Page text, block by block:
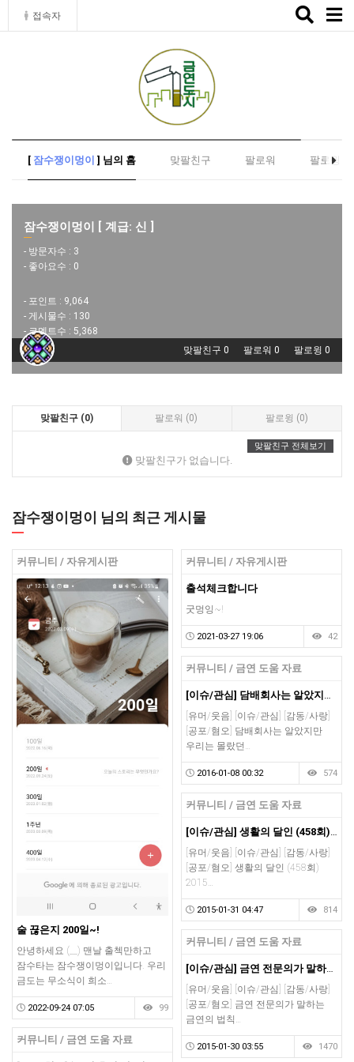
접속자
Toggle
[ 잠수쟁이멍이 ] 님의 홈 맞팔친구 팔로워 팔로윙
잠수쟁이멍이 [ 계급: 신 ]
- 방문자수 : 3
- 좋아요수 : 0
- 포인트 : 9,064
- 게시물수 : 130
- 코멘트수 : 5,368
맞팔친구 0
팔로워 0 팔로윙 0
맞팔친구 (0) 팔로워 (0) 팔로윙 (0)
맞팔친구 전체보기
맞팔친구가 없습니다.
잠수쟁이멍이 님의 최근 게시물
커뮤니티 / 자유게시판
술 끊은지 200일~!
안녕하세요 (__) 맨날 출첵만하고
잠수타는 잠수쟁이멍이입니다. 우리
금도는 무소식이 희소…
2022-09-24 07:05 99
커뮤니티 / 자유게시판
출석체크합니다
굿멍잉~!
2021-03-27 19:06 42
커뮤니티 / 금연 도움 자료
[이슈/관심] 담배회사는 알았지만 우리는 몰랐던 사실들...
[유머/웃음] [이슈/관심] [감동/사랑]
[공포/혐오] 담배회사는 알았지만
우리는 몰랐던…
2016-01-08 00:32 574
커뮤니티 / 금연 도움 자료
[이슈/관심] 생활의 달인 (458회) 2015-01-05 : 금연의 달인 - 야크님 출연 (vimeo.com)
[유머/웃음] [이슈/관심] [감동/사랑]
[공포/혐오] 생활의 달인 (458회)
2015…
2015-01-31 04:47 814
커뮤니티 / 금연 도움 자료
[이슈/관심] 금연 전문의가 말하는 금연의 법칙 (Youtube)
[유머/웃음] [이슈/관심] [감동/사랑]
[공포/혐오] 금연 전문의가 말하는
금연의 법칙…
2015-01-30 03:55 1470
커뮤니티 / 금연 도움 자료